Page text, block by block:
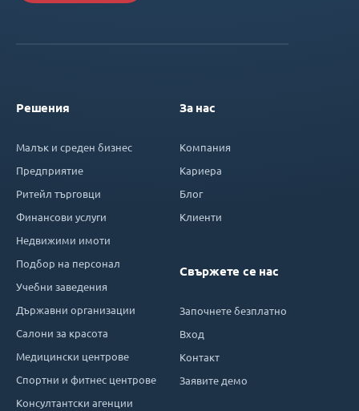
Решения
Малък и среден бизнес
Предприятие
Ритейл търговци
Финансови услуги
Недвижими имоти
Подбор на персонал
Учебни заведения
Държавни организации
Салони за красота
Медицински центрове
Спортни и фитнес центрове
Консултантски агенции
За нас
Компания
Кариера
Блог
Клиенти
Свържете се нас
Започнете безплатно
Вход
Контакт
Заявите демо